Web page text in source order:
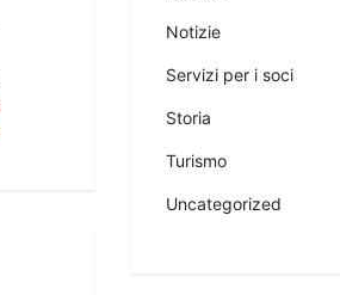
Notizie
Servizi per i soci
Storia
Turismo
Uncategorized